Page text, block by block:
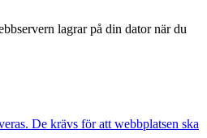
lagrar på din dator när du
De krävs för att webbplatsen ska